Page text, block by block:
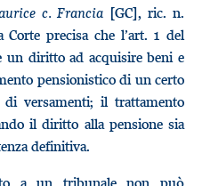
c. Francia [GC], ric. n.
Corte precisa che l’art. 1 del
un diritto ad acquisire beni e
pensionistico di un certo
versamenti; il trattamento
il diritto alla pensione sia
definitiva.
a un tribunale non può